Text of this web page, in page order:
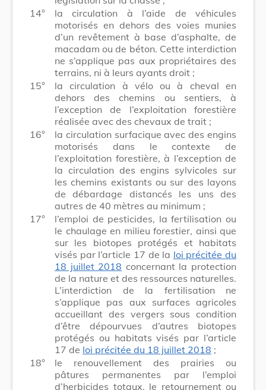
14°
la circulation à l’aide de véhicules
motorisés en dehors des voies munies
d’un revêtement à base d’asphalte, de
macadam ou de béton. Cette interdiction
ne s’applique pas aux propriétaires des
terrains, ni à leurs ayants droit ;
15°
la circulation à vélo ou à cheval en
dehors des chemins ou sentiers, à
l’exception de l’exploitation forestière
réalisée avec des chevaux de trait ;
16°
la circulation surfacique avec des engins
motorisés dans le contexte de
l’exploitation forestière, à l’exception de
la circulation des engins sylvicoles sur
les chemins existants ou sur des layons
de débardage distancés les uns des
autres de 40 mètres au minimum ;
17°
l’emploi de pesticides, la fertilisation ou
le chaulage en milieu forestier, ainsi que
sur les biotopes protégés et habitats
visés par l’article 17 de la loi précitée du
18 juillet 2018 concernant la protection
de la nature et des ressources naturelles.
L’interdiction de la fertilisation ne
s’applique pas aux surfaces agricoles
accueillant des vergers sous condition
d’être dépourvues d’autres biotopes
protégés ou habitats visés par l’article
17 de loi précitée du 18 juillet 2018 ;
18°
le renouvellement des prairies ou
pâtures permanentes par l’emploi
d’herbicides totaux, le retournement ou